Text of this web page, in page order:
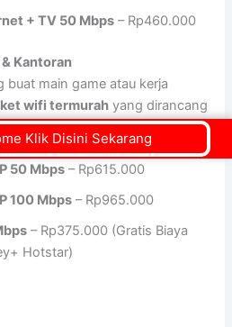
+ TV 50 Mbps – Rp460.000
Kantoran
main game atau kerja
wifi termurah yang dirancang
streaming atau gaming.
50 Mbps – Rp615.000
100 Mbps – Rp965.000
– Rp375.000 (Gratis Biaya
Hotstar)
Klik Disini Sekarang